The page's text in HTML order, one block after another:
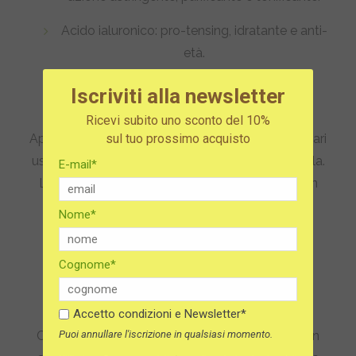
Acido ialuronico: pro-tensing, idratante e anti-
età.
Modalità d’uso
Applica una piccola quantità su viso umido, magari
usando un idrolato, formendo una sottile pellicola.
Lasciala in posa 10-15 minuti, poi risciacqua con
acqua tiepida. Si consiglia l’uso 1-2 volte a
settimana, oppure per un uso specifico come
multimasking.
Ora anche eco-friendly
Confezionata in un vasetto di vetro con tappo in
Iscriviti alla newsletter
Ricevi subito uno sconto del 10%
sul tuo prossimo acquisto
E-mail*
Nome*
Cognome*
Accetto condizioni e Newsletter*
Puoi annullare l'iscrizione in qualsiasi momento.